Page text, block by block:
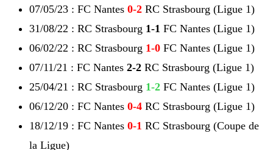
07/05/23 : FC Nantes 0-2 RC Strasbourg (Ligue 1)
31/08/22 : RC Strasbourg 1-1 FC Nantes (Ligue 1)
06/02/22 : RC Strasbourg 1-0 FC Nantes (Ligue 1)
07/11/21 : FC Nantes 2-2 RC Strasbourg (Ligue 1)
25/04/21 : RC Strasbourg 1-2 FC Nantes (Ligue 1)
06/12/20 : FC Nantes 0-4 RC Strasbourg (Ligue 1)
18/12/19 : FC Nantes 0-1 RC Strasbourg (Coupe de
la Ligue)